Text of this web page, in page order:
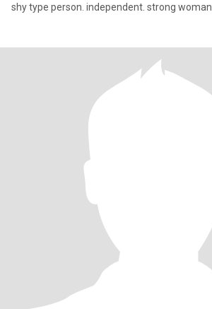
shy type person. independent. strong woman.